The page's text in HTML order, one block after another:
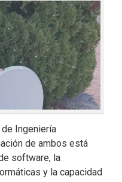
Ingeniería
de ambos está
software, la
y la capacidad